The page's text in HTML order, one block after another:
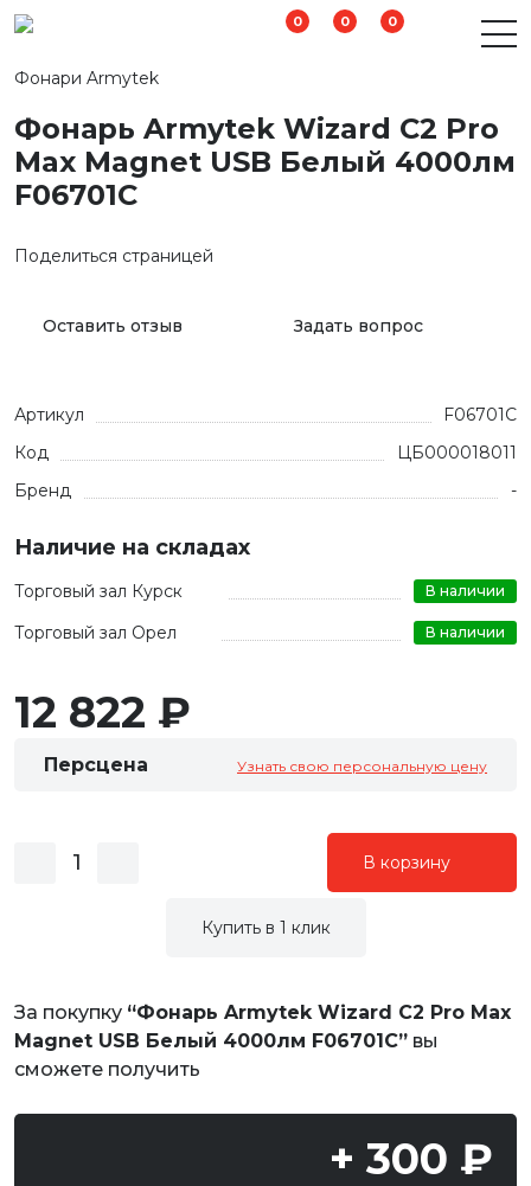
0 0 0
Фонари Armytek
Фонарь Armytek Wizard C2 Pro
Max Magnet USB Белый 4000лм
F06701C
Поделиться страницей
Оставить отзыв Задать вопрос
Артикул
F06701C
Код
ЦБ000018011
Бренд
-
Наличие на складах
Торговый зал Курск В наличии
Торговый зал Орел В наличии
12 822 ₽
Персцена Узнать свою персональную цену
В корзину
Купить в 1 клик
За покупку “Фонарь Armytek Wizard C2 Pro Max
Magnet USB Белый 4000лм F06701C” вы
сможете получить
+ 300 ₽